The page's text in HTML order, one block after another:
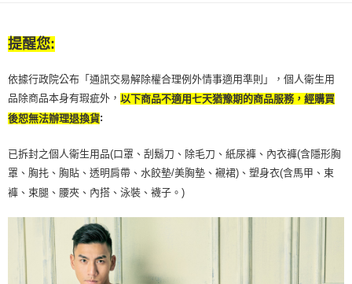
時審查核予不同之上限額度；若仍有額度不足之情形，本公司將視審查結果
請求用戶進行身份認證。
恩沛科技股份有限公司將有權停止該用戶之使用額度並採取法律行動。
付款後寶雅門市自取(由倉庫統一出貨)
提醒您:
依據行政院公布「通訊交易解除權合理例外情事適用準則」，個人衛生用
品除商品本身有瑕疵外， 以下商品不適用七天猶豫期的商品服務，經購買
後恕無法辦理退換貨:
已拆封之個人衛生用品(口罩、刮鬍刀、除毛刀、紙尿褲、內衣褲(含隱形胸
罩、胸扥、胸貼、透明肩帶、水餃墊/美胸墊、襯裙)、塑身衣(含馬甲、束
褲、束腿、腰夾、內搭、泳裝、襪子。)